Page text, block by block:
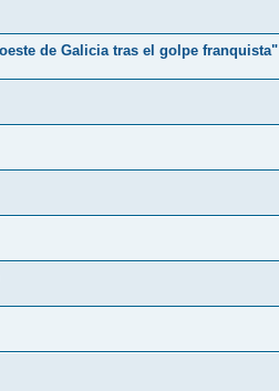
de Galicia tras el golpe franquista"